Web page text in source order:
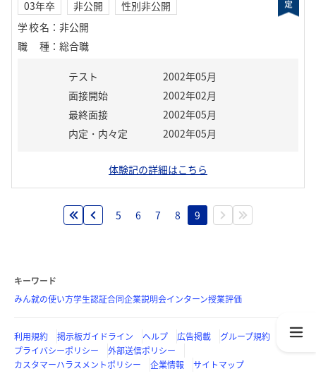
03年卒 非公開
性別非公開
学校名 ： 非公開
職種 ： 総合職
テスト
2002年05月
面接開始
2002年02月
最終面接
2002年05月
内定・内々定
2002年05月
体験記の詳細はこちら
5 6 7 8 9
キーワード
みん就の使い方学生認証合同企業説明会インターン授業評価
利用規約 掲示板ガイドライン ヘルプ 広告掲載
グループ規約
プライバシーポリシー
外部送信ポリシー
カスタマーハラスメントポリシー
企業情報 サイトマップ